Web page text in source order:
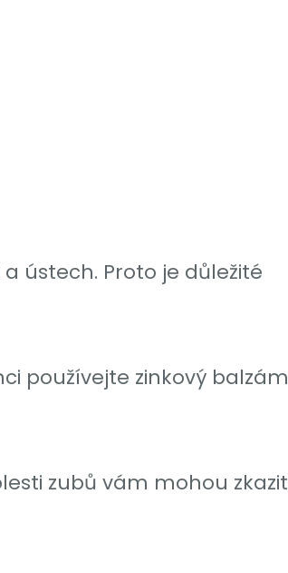
ústech. Proto je důležité
používejte zinkový balzám
zubů vám mohou zkazit